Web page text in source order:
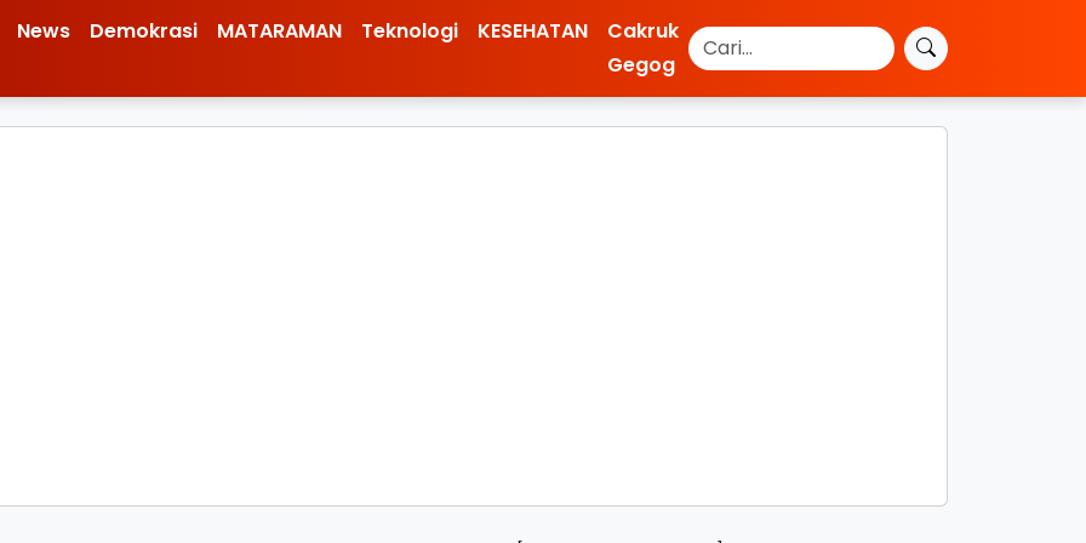
News Demokrasi MATARAMAN Teknologi KESEHATAN
Cakruk
Gegog